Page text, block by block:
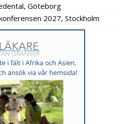
Göteborg
2027, Stockholm